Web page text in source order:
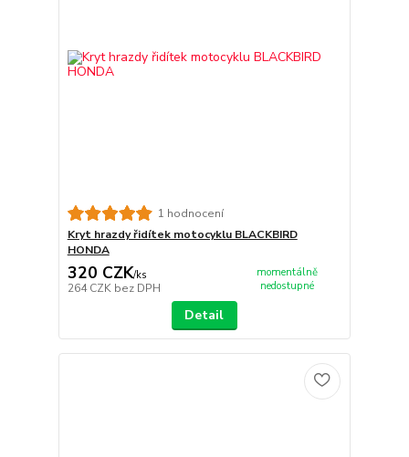
1 hodnocení
Kryt hrazdy řidítek motocyklu BLACKBIRD
HONDA
320 CZK/ks
264 CZK bez DPH
momentálně
nedostupné
Detail